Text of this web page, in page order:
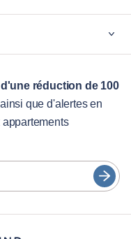
réduction de 100
que d'alertes en